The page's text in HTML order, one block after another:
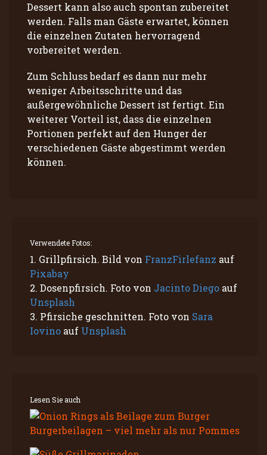
Dessert kann also auch spontan zubereitet
werden. Falls man Gäste erwartet, können
die einzelnen Zutaten hervorragend
vorbereitet werden.
Zum Schluss bedarf es dann nur mehr
weniger Arbeitsschritte und das
außergewöhnliche Dessert ist fertigt. Ein
weiterer Vorteil ist, dass die einzelnen
Portionen perfekt auf den Hunger der
verschiedenen Gäste abgestimmt werden
können.
Verwendete Fotos:
1. Grillpfirsich. Bild von FranzFirlefanz auf
Pixabay
2. Dosenpfirsich. Foto von Jacinto Diego auf
Unsplash
3. Pfirsiche geschnitten. Foto von Sara
Iovino auf Unsplash
Lesen Sie auch
Burgerbeilagen – viel mehr als nur Pommes